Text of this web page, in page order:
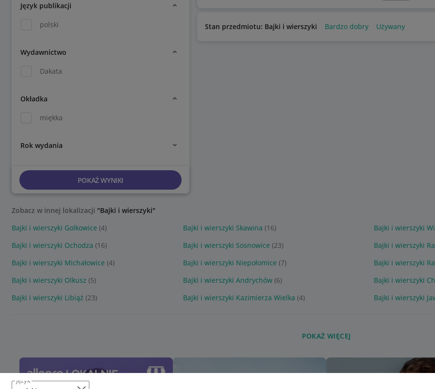
język
Język publikacji
polski
Wydawnictwo
Dakata
Okładka
miękka
Rok wydania
POKAŻ WYNIKI
Stan przedmiotu: Bajki i wierszyki Bardzo dobry Używany
Zobacz w innej lokalizacji "Bajki i wierszyki"
Bajki i wierszyki Golkowice (4) Bajki i wierszyki Skawina (16) Bajki i wierszyki
Bajki i wierszyki Ochodza (16) Bajki i wierszyki Sosnowice (23) Bajki i wierszyki
Bajki i wierszyki Michałowice (4) Bajki i wierszyki Niepołomice (7) Bajki i wierszyki
Bajki i wierszyki Olkusz (5) Bajki i wierszyki Andrychów (6) Bajki i wierszyki
Bajki i wierszyki Libiąż (23) Bajki i wierszyki Kazimierza Wielka (4) Bajki i wierszyki
POKAŻ WIĘCEJ